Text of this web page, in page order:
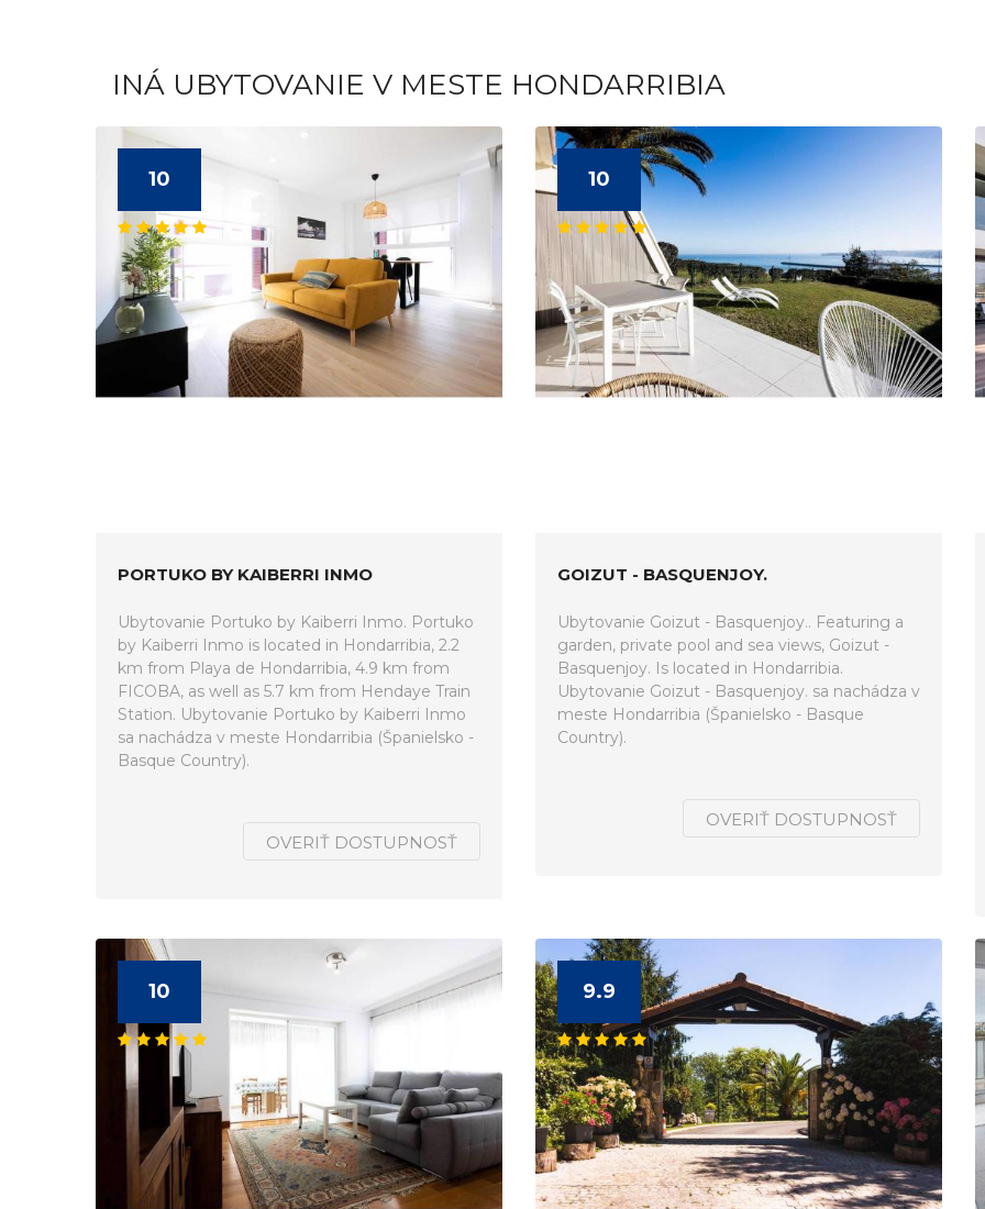
INÁ UBYTOVANIE V MESTE HONDARRIBIA
10
PORTUKO BY KAIBERRI INMO
Ubytovanie Portuko by Kaiberri Inmo. Portuko
by Kaiberri Inmo is located in Hondarribia, 2.2
km from Playa de Hondarribia, 4.9 km from
FICOBA, as well as 5.7 km from Hendaye Train
Station. Ubytovanie Portuko by Kaiberri Inmo
sa nachádza v meste Hondarribia (Španielsko -
Basque Country).
OVERIŤ DOSTUPNOSŤ
10
GOIZUT - BASQUENJOY.
Ubytovanie Goizut - Basquenjoy.. Featuring a
garden, private pool and sea views, Goizut -
Basquenjoy. Is located in Hondarribia.
Ubytovanie Goizut - Basquenjoy. sa nachádza v
meste Hondarribia (Španielsko - Basque
Country).
OVERIŤ DOSTUPNOSŤ
10 9.9